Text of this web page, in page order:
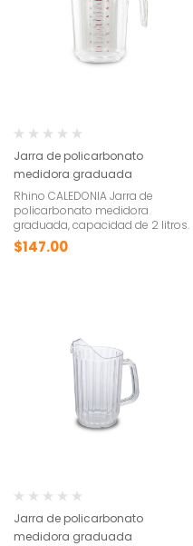
Jarra de policarbonato
medidora graduada
Rhino CALEDONIA Jarra de
policarbonato medidora
graduada, capacidad de 2 litros.
$147.00
Jarra de policarbonato
medidora graduada